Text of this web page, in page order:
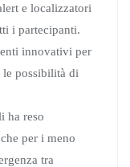
e localizzatori
i partecipanti.
innovativi per
le possibilità di
ha reso
per i meno
tra